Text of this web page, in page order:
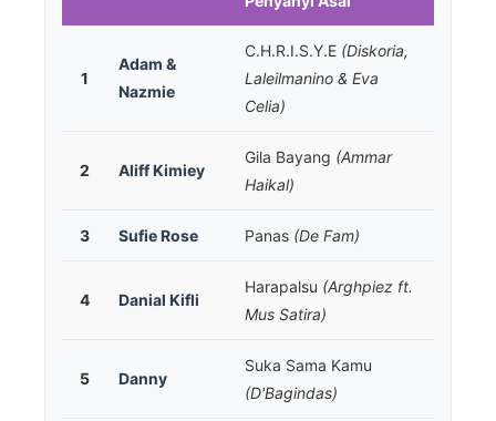
1
Adam &
Nazmie
C.H.R.I.S.Y.E (Diskoria,
Laleilmanino & Eva
Celia)
2 Aliff Kimiey
Gila Bayang (Ammar
Haikal)
3 Sufie Rose Panas (De Fam)
4 Danial Kifli
Harapalsu (Arghpiez ft.
Mus Satira)
5 Danny
Suka Sama Kamu
(D'Bagindas)